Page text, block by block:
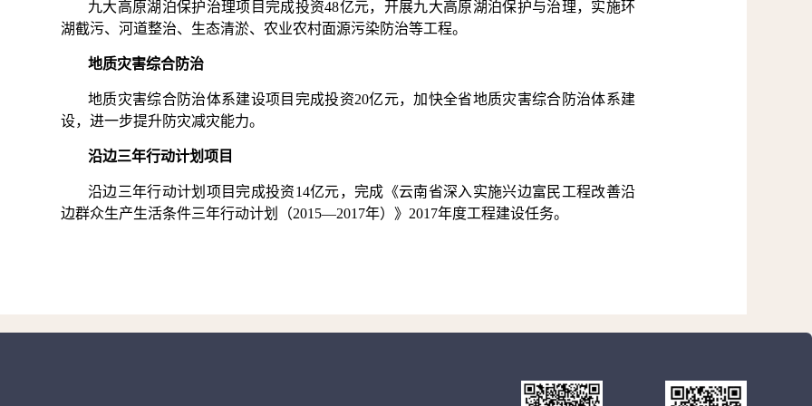
九大高原湖泊保护治理项目完成投资48亿元，开展九大高原湖泊保护与治理，实施环
湖截污、河道整治、生态清淤、农业农村面源污染防治等工程。
地质灾害综合防治
地质灾害综合防治体系建设项目完成投资20亿元，加快全省地质灾害综合防治体系建
设，进一步提升防灾减灾能力。
沿边三年行动计划项目
沿边三年行动计划项目完成投资14亿元，完成《云南省深入实施兴边富民工程改善沿
边群众生产生活条件三年行动计划（2015—2017年）》2017年度工程建设任务。